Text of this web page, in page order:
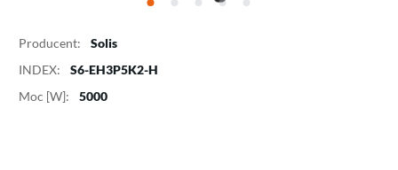
Producent:
Solis
INDEX:
S6-EH3P5K2-H
Moc [W]:
5000